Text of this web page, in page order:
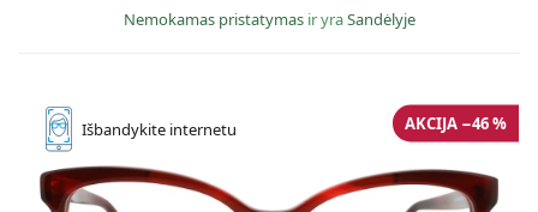
Nemokamas pristatymas ir yraSandėlyje
Išbandykite internetu AKCIJA −46 %